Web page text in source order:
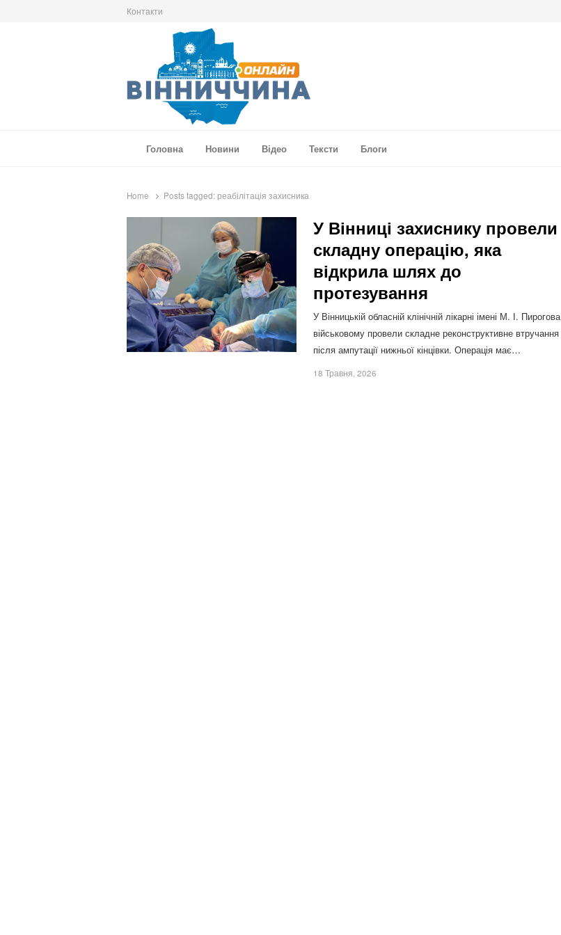
Контакти
Головна
Новини Відео Тексти Блоги
Home Posts tagged: реабілітація захисника
У Вінниці захиснику провели
складну операцію, яка
відкрила шлях до
протезування
У Вінницькій обласній клінічній лікарні імені М. І. Пирогова
військовому провели складне реконструктивне втручання
після ампутації нижньої кінцівки. Операція має…
18 Травня, 2026